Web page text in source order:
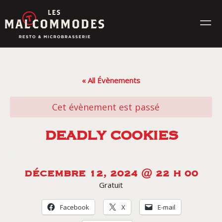
to
content
CONTACT
« All Évènements
Cet évènement est passé
DEADLY COOKIES
DÉCEMBRE 12, 2024 @ 22 H 00
Gratuit
Facebook X E-mail